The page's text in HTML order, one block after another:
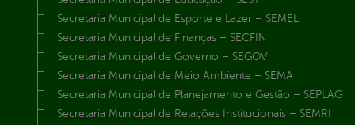
Secretaria Municipal de Esporte e Lazer – SEMEL
Secretaria Municipal de Finanças – SECFIN
Secretaria Municipal de Governo – SEGOV
Secretaria Municipal de Meio Ambiente – SEMA
Secretaria Municipal de Planejamento e Gestão – SEPLAG
Secretaria Municipal de Relações Institucionais – SEMRI